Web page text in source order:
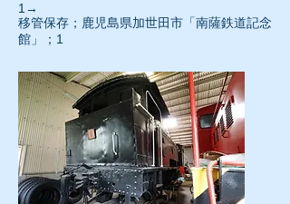
1→
移管保存；鹿児島県加世田市「南薩鉄道記念
館」；1